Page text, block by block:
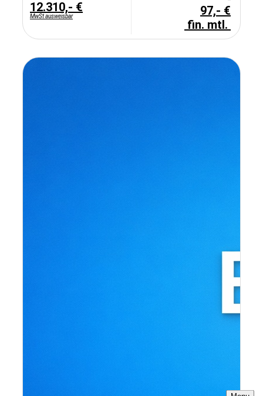
12.310,- €
MwSt ausweisbar
97,- €
fin. mtl.